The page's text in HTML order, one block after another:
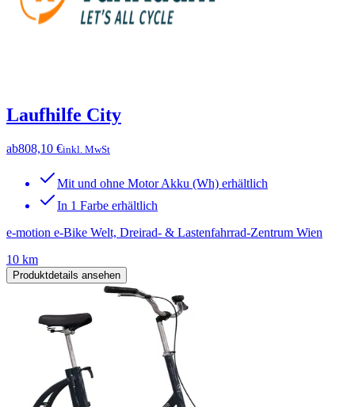
Laufhilfe City
ab808,10 €inkl. MwSt
Mit und ohne Motor Akku (Wh) erhältlich
In 1 Farbe erhältlich
e-motion e-Bike Welt, Dreirad- & Lastenfahrrad-Zentrum Wien
10 km
Produktdetails ansehen